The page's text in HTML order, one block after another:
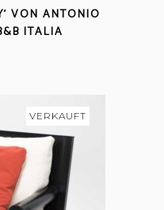
VON ANTONIO
ITALIA
VERKAUFT